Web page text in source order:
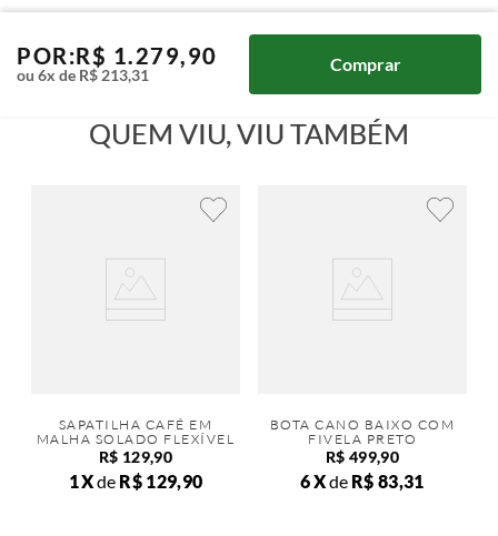
POR:R$ 1.279,90
ou 6x de R$213,31
Comprar
QUEM VIU, VIU TAMBÉM
SAPATILHA CAFÉ EM
MALHA SOLADO FLEXÍVEL
R$ 129,90
1 de R$ 129,90
BOTA CANO BAIXO COM
FIVELA PRETO
R$ 499,90
6 de R$ 83,31